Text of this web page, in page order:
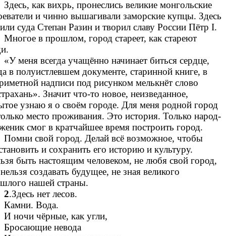
Здесь, как вихрь, пронеслись великие монгольские
и чинно вышагивали заморские купцы. Здесь
суда Степан Разин и творил славу России Пётр I.
Многое в прошлом, город стареет, как стареют
«У меня всегда учащённо начинает биться сердце,
в полуистлевшем документе, старинной книге, в
надписи под рисунком мелькнёт слово
Значит что-то новое, неизведанное,
узнаю я о своём городе. Для меня родной город
место проживания. Это история. Только народ-
смог в кратчайшее время построить город.
Помни свой город. Делай всё возможное, чтобы
и сохранить его историю и культуру.
быть настоящим человеком, не любя свой город,
создавать будущее, не зная великого
нашей страны.
2.Здесь нет лесов.
Камни. Вода.
И ночи чёрные, как угли,
Бросающие невода